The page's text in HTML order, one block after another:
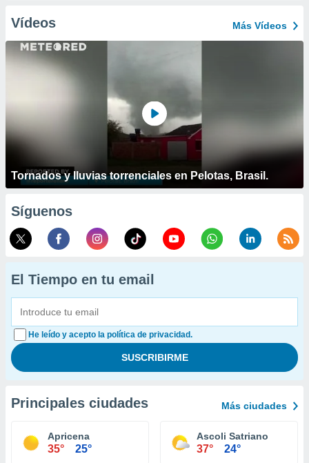
Vídeos Más Vídeos
Tornados y lluvias torrenciales en Pelotas, Brasil.
Síguenos
El Tiempo en tu email
He leído y acepto la política de privacidad.
Principales ciudades Más ciudades
Apricena
35° 25°
Ascoli Satriano
37° 24°